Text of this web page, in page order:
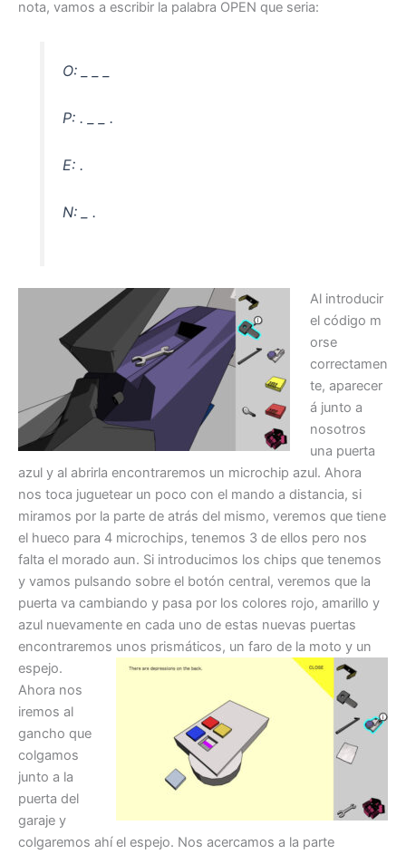
nota, vamos a escribir la palabra OPEN que seria:
O: _ _ _
P: . _ _ .
E: .
N: _ .
Al introducir
el código m
orse
correctamen
te, aparecer
á junto a
nosotros
una puerta
azul y al abrirla encontraremos un microchip azul. Ahora
nos toca juguetear un poco con el mando a distancia, si
miramos por la parte de atrás del mismo, veremos que tiene
el hueco para 4 microchips, tenemos 3 de ellos pero nos
falta el morado aun. Si introducimos los chips que tenemos
y vamos pulsando sobre el botón central, veremos que la
puerta va cambiando y pasa por los colores rojo, amarillo y
azul nuevamente en cada uno de estas nuevas puertas
encontraremos unos prismáticos, un faro de la moto y un
espejo.
Ahora nos
iremos al
gancho que
colgamos
junto a la
puerta del
garaje y
colgaremos ahí el espejo. Nos acercamos a la parte